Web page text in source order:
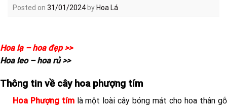
Posted on 31/01/2024 by Hoa Lá
Hoa lạ – hoa đẹp >>
Hoa leo – hoa rủ >>
Thông tin về cây hoa phượng tím
Hoa Phượng tímlà một loài cây bóng mát cho hoa thân gỗ